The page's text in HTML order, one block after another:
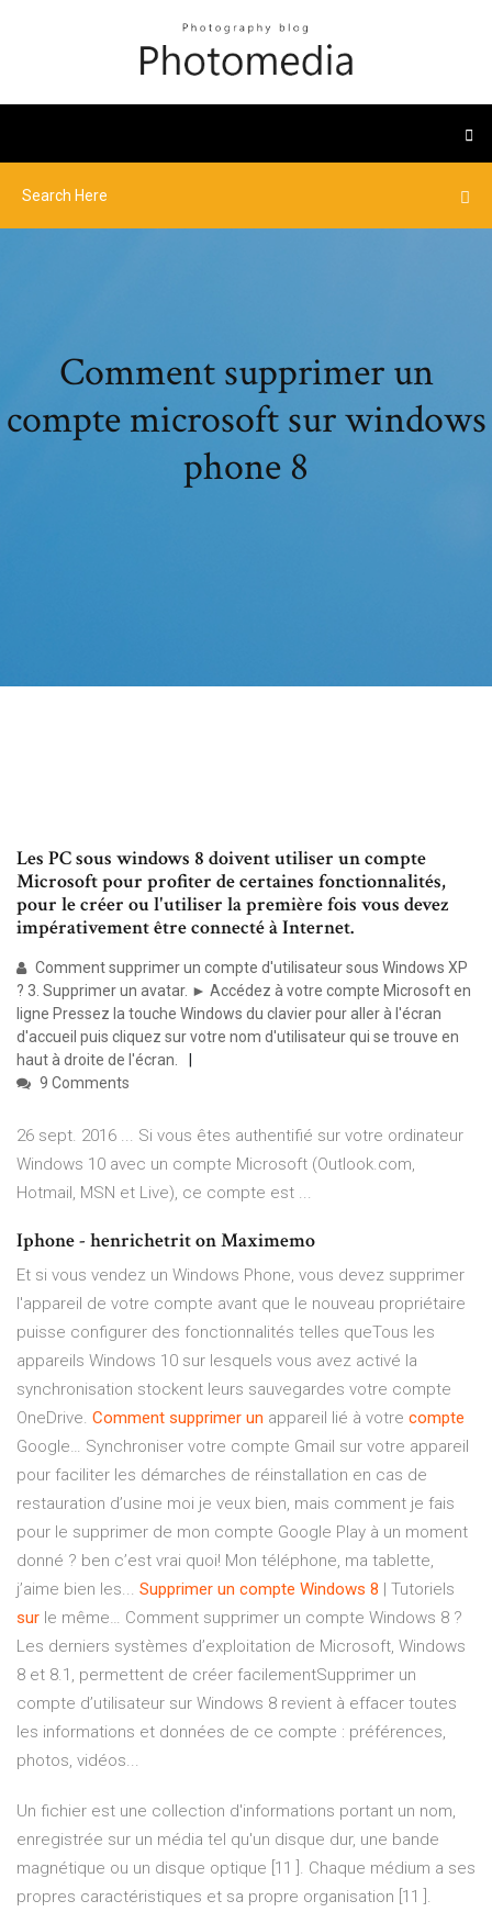
Comment supprimer un
compte microsoft sur windows
phone 8
Les PC sous windows 8 doivent utiliser un compte
Microsoft pour profiter de certaines fonctionnalités,
pour le créer ou l'utiliser la première fois vous devez
impérativement être connecté à Internet.
Comment supprimer un compte d'utilisateur sous Windows XP
? 3. Supprimer un avatar. ► Accédez à votre compte Microsoft en
ligne Pressez la touche Windows du clavier pour aller à l'écran
d'accueil puis cliquez sur votre nom d'utilisateur qui se trouve en
haut à droite de l'écran.
9 Comments
26 sept. 2016 ... Si vous êtes authentifié sur votre ordinateur
Windows 10 avec un compte Microsoft (Outlook.com,
Hotmail, MSN et Live), ce compte est ...
Iphone - henrichetrit on Maximemo
Et si vous vendez un Windows Phone, vous devez supprimer
l'appareil de votre compte avant que le nouveau propriétaire
puisse configurer des fonctionnalités telles queTous les
appareils Windows 10 sur lesquels vous avez activé la
synchronisation stockent leurs sauvegardes votre compte
OneDrive. Comment supprimer un appareil lié à votre compte
Google… Synchroniser votre compte Gmail sur votre appareil
pour faciliter les démarches de réinstallation en cas de
restauration d’usine moi je veux bien, mais comment je fais
pour le supprimer de mon compte Google Play à un moment
donné ? ben c’est vrai quoi! Mon téléphone, ma tablette,
j’aime bien les... Supprimer un compte Windows 8 | Tutoriels
sur le même… Comment supprimer un compte Windows 8 ?
Les derniers systèmes d’exploitation de Microsoft, Windows
8 et 8.1, permettent de créer facilementSupprimer un
compte d’utilisateur sur Windows 8 revient à effacer toutes
les informations et données de ce compte : préférences,
photos, vidéos...
Un fichier est une collection d'informations portant un nom,
enregistrée sur un média tel qu'un disque dur, une bande
magnétique ou un disque optique [11 ]. Chaque médium a ses
propres caractéristiques et sa propre organisation [11 ].